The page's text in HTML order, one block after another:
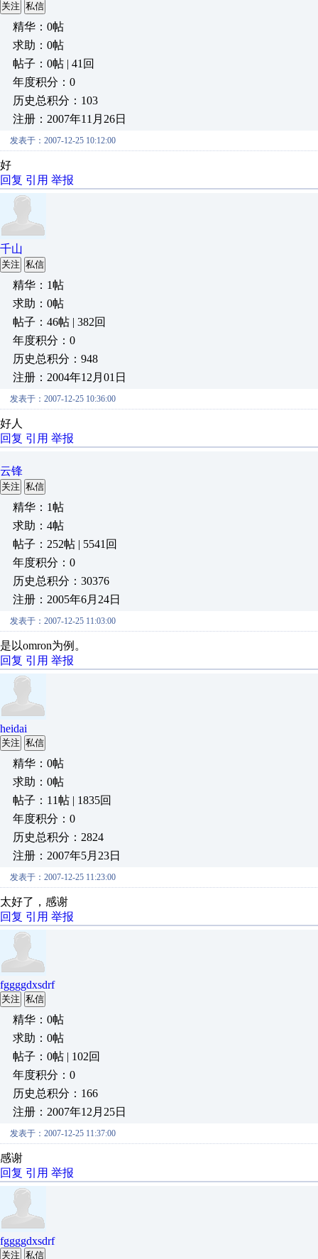
关注 私信
精华：0帖
求助：0帖
帖子：0帖 | 41回
年度积分：0
历史总积分：103
注册：2007年11月26日
发表于：2007-12-25 10:12:00
好
回复 引用 举报
千山
关注 私信
精华：1帖
求助：0帖
帖子：46帖 | 382回
年度积分：0
历史总积分：948
注册：2004年12月01日
发表于：2007-12-25 10:36:00
好人
回复 引用 举报
云锋
关注 私信
精华：1帖
求助：4帖
帖子：252帖 | 5541回
年度积分：0
历史总积分：30376
注册：2005年6月24日
发表于：2007-12-25 11:03:00
是以omron为例。
回复 引用 举报
heidai
关注 私信
精华：0帖
求助：0帖
帖子：11帖 | 1835回
年度积分：0
历史总积分：2824
注册：2007年5月23日
发表于：2007-12-25 11:23:00
太好了，感谢
回复 引用 举报
fggggdxsdrf
关注 私信
精华：0帖
求助：0帖
帖子：0帖 | 102回
年度积分：0
历史总积分：166
注册：2007年12月25日
发表于：2007-12-25 11:37:00
感谢
回复 引用 举报
fggggdxsdrf
关注 私信